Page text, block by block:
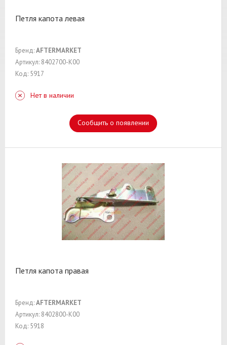
Петля капота левая
Бренд:AFTERMARKET
Артикул: 8402700-K00
Код: 5917
Нет в наличии
Сообщить о появлении
Петля капота правая
Бренд:AFTERMARKET
Артикул: 8402800-K00
Код: 5918